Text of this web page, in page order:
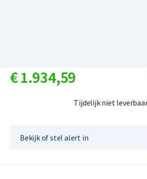
€1.934,59
Tijdelijk niet
Bekijk of stel alert in